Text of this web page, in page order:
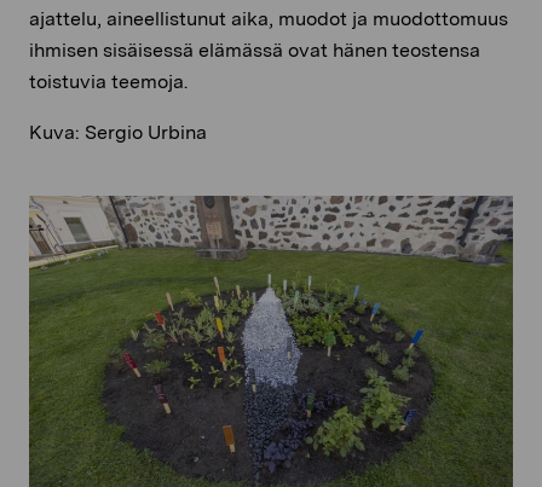
ajattelu, aineellistunut aika, muodot ja muodottomuus
ihmisen sisäisessä elämässä ovat hänen teostensa
toistuvia teemoja.
Kuva: Sergio Urbina